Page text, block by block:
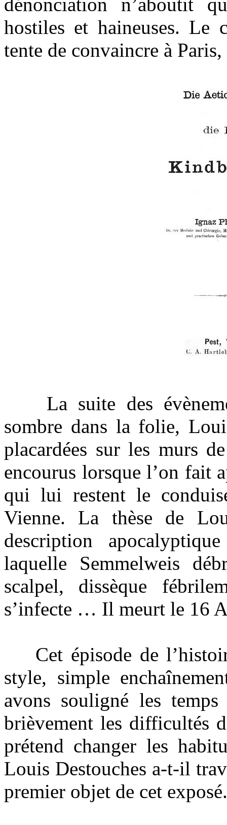
hostiles et haineuses. Le
tente de convaincre à
La suite des
sombre dans la folie,
placardées sur les murs
encourus lorsque l’on fait
qui lui restent le
Vienne. La thèse de
description
laquelle Semmelweis
scalpel, dissèque
s’infecte … Il meurt le 16
Cet épisode de
style, simple
avons souligné les
brièvement les difficultés
prétend changer les
Louis Destouches a-t-il
premier objet de cet exposé.